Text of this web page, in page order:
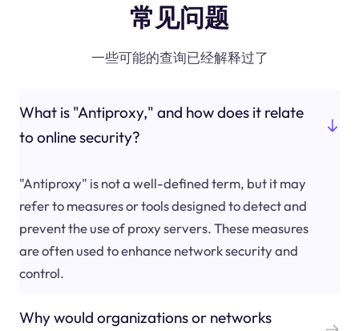
常见问题
一些可能的查询已经解释过了
What is "Antiproxy," and how does it relate
to online security?
"Antiproxy" is not a well-defined term, but it may
refer to measures or tools designed to detect and
prevent the use of proxy servers. These measures
are often used to enhance network security and
control.
Why would organizations or networks